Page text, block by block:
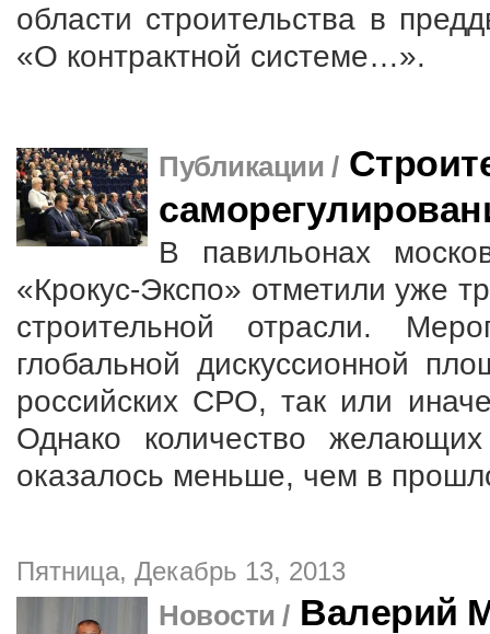
области строительства в
«О контрактной системе…».
Публикации /
В павильонах
«Крокус-Экспо» отметили уже
строительной отрасли.
глобальной дискуссионной
российских СРО, так или
Однако количество
оказалось меньше, чем в
Пятница, Декабрь 13, 2013
Новости / Валерий